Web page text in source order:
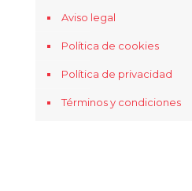
Aviso legal
Política de cookies
Política de privacidad
Términos y condiciones